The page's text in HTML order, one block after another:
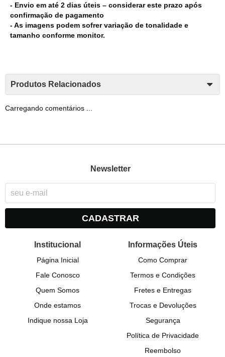
- Envio em até 2 dias úteis – considerar este prazo após
confirmação de pagamento
- As imagens podem sofrer variação de tonalidade e
tamanho conforme monitor.
Produtos Relacionados
Carregando comentários ...
Newsletter
CADASTRAR
Institucional
Página Inicial
Fale Conosco
Quem Somos
Onde estamos
Indique nossa Loja
Informações Úteis
Como Comprar
Termos e Condições
Fretes e Entregas
Trocas e Devoluções
Segurança
Política de Privacidade
Reembolso